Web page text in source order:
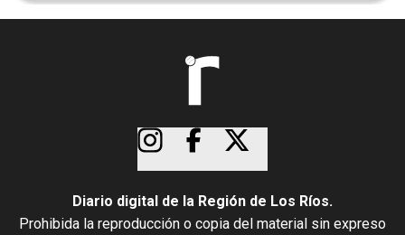
Diario digital de la Región de Los Ríos.
Prohibida la reproducción o copia del material sin expreso